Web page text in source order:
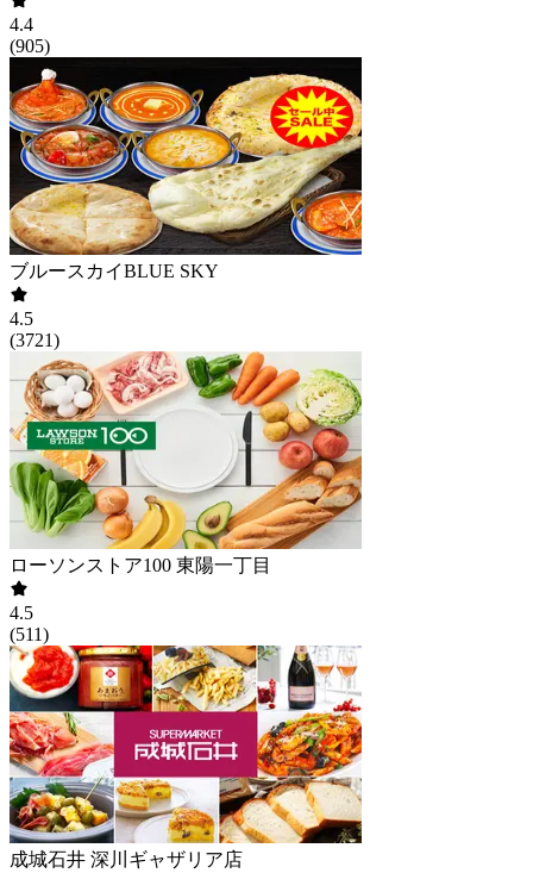
4.4
(905)
ブルースカイBLUE SKY
4.5
(3721)
ローソンストア100 東陽一丁目
4.5
(511)
成城石井 深川ギャザリア店